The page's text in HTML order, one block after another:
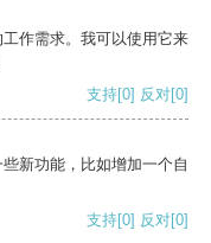
作需求。我可以使用它来
支持[0] 反对[0]
新功能，比如增加一个自
支持[0] 反对[0]